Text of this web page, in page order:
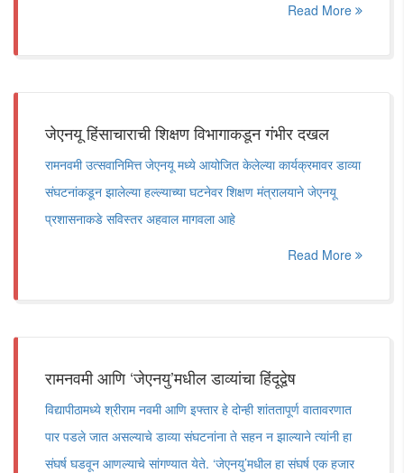
Read More
जेएनयू हिंसाचाराची शिक्षण विभागाकडून गंभीर दखल
रामनवमी उत्सवानिमित्त जेएनयू मध्ये आयोजित केलेल्या कार्यक्रमावर डाव्या
संघटनांकडून झालेल्या हल्ल्याच्या घटनेवर शिक्षण मंत्रालयाने जेएनयू
प्रशासनाकडे सविस्तर अहवाल मागवला आहे
Read More
रामनवमी आणि ‘जेएनयु’मधील डाव्यांचा हिंदूद्वेष
विद्यापीठामध्ये श्रीराम नवमी आणि इफ्तार हे दोन्ही शांततापूर्ण वातावरणात
पार पडले जात असल्याचे डाव्या संघटनांना ते सहन न झाल्याने त्यांनी हा
संघर्ष घडवून आणल्याचे सांगण्यात येते. ‘जेएनयु’मधील हा संघर्ष एक हजार